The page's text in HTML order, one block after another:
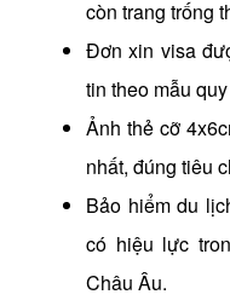
còn trang trống
Đơn xin visa
tin theo mẫu
Ảnh thẻ cỡ
nhất, đúng tiêu
Bảo hiểm du
có hiệu lực
Châu Âu.